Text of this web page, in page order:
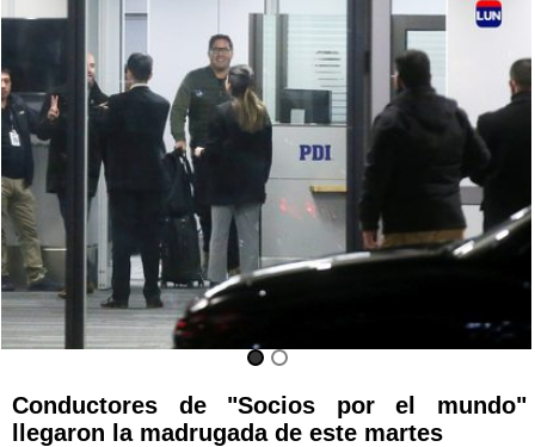
Conductores de "Socios por el mundo"
llegaron la madrugada de este martes